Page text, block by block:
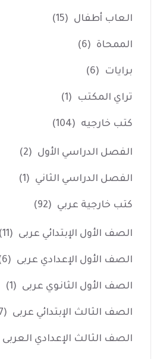
العاب أطفال (15)
الممحاة (6)
برايات (6)
تراي المكتب (1)
كتب خارجيه (104)
الفصل الدراسي الأول (2)
الفصل الدراسي الثاني (1)
كتب خارجية عربي (92)
الصف الأول الإبتدائي عربى (11)
الصف الأول الإعدادي عربى (6)
الصف الأول الثانوي عربى (1)
الصف الثالث الإبتدائي عربى (7)
الصف الثالث الإعدادي العربى